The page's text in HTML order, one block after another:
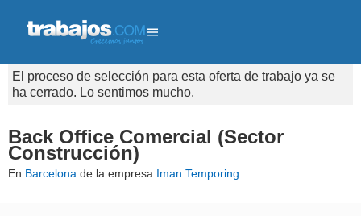
El proceso de selección para esta oferta de trabajo ya se
ha cerrado. Lo sentimos mucho.
Back Office Comercial (Sector
Construcción)
En Barcelona de la empresa Iman Temporing